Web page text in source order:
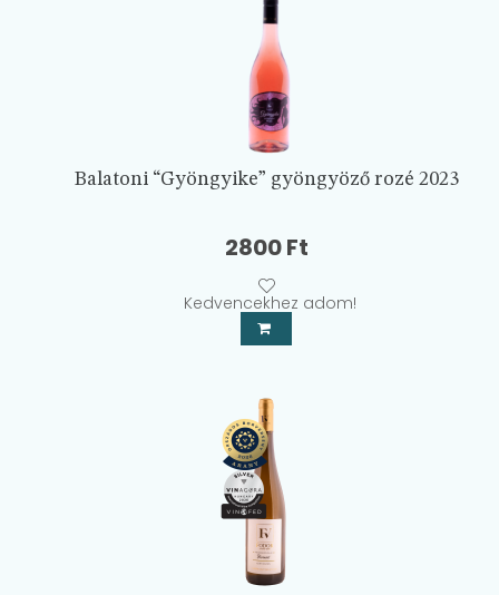
Balatoni “Gyöngyike” gyöngyöző rozé 2023
2800Ft
Kedvencekhez adom!